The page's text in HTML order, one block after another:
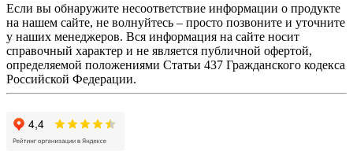
Если вы обнаружите несоответствие информации о продукте
на нашем сайте, не волнуйтесь – просто позвоните и уточните
у наших менеджеров. Вся информация на сайте носит
справочный характер и не является публичной офертой,
определяемой положениями Статьи 437 Гражданского кодекса
Российской Федерации.